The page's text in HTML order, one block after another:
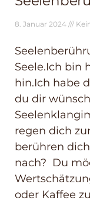
8. Januar 2024
Seele.Ich bin
hin.Ich habe
du dir
regen dich
berühren
nach? Du
oder Kaffee